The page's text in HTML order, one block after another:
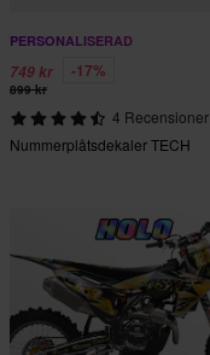
PERSONALISERAD
749 kr -17%
899 kr
4 Recensioner
Nummerplåtsdekaler TECH